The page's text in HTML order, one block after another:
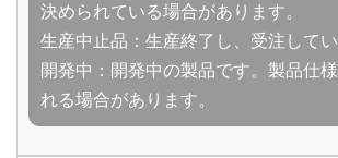
決められている場合があります。
生産中止品：生産終了し、受注してい
開発中：開発中の製品です。製品仕
れる場合があります。